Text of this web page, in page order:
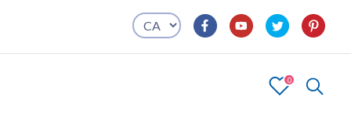
0
4